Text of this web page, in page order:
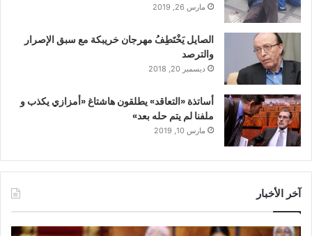
مارس 26, 2019
الصايل يَخْتَطِفُ مهرجان خريبكة مع سبق الإصرار
والترصد
ديسمبر 20, 2018
أساتذة «التعاقد» يطلقون هاشتاغ «أمزازي يكذب و
ملفنا لم يتم حله بعد»
مارس 10, 2019
آخر الأخبار